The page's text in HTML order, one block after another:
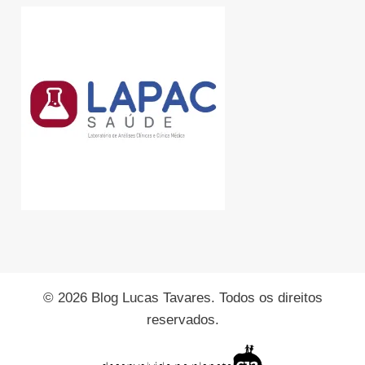
© 2026 Blog Lucas Tavares. Todos os direitos
reservados.